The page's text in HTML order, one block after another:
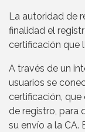
La autoridad de
finalidad el
certificación que
A través de un
usuarios se
certificación,
de registro, para
su envío a la CA.